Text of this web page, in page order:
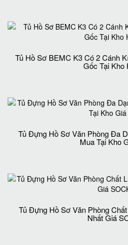
Tủ Hồ Sơ BEMC K3 Có 2 Cánh
Gốc Tại Kho
Tủ Đựng Hồ Sơ Văn Phòng Đa
Mua Tại Kho
Tủ Đựng Hồ Sơ Văn Phòng
Nhất Giá